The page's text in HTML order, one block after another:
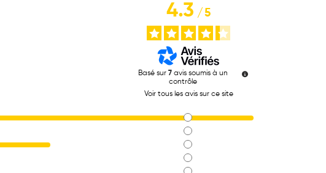
4.3/5
Basé sur 7 avis soumis à un
contrôle
Voir tous les avis sur ce site